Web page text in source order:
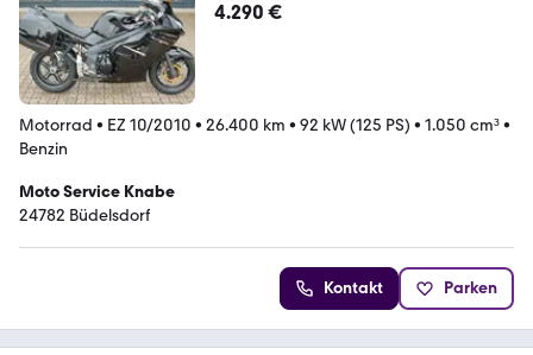
4.290 €
Motorrad • EZ 10/2010 • 26.400 km • 92 kW (125 PS) • 1.050 cm³•
Benzin
Moto Service Knabe
24782 Büdelsdorf
Kontakt Parken